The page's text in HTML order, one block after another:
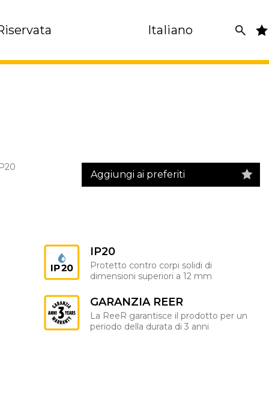
Italiano
Aggiungi ai preferiti
IP20
Protetto contro corpi solidi di
dimensioni superiori a 12 mm
GARANZIA REER
La ReeR garantisce il prodotto per un
periodo della durata di 3 anni